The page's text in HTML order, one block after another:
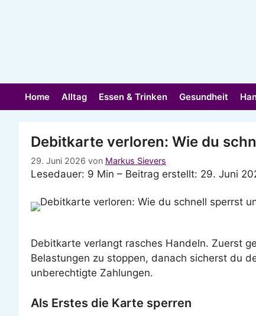
Home Alltag Essen & Trinken Gesundheit
Debitkarte verloren: Wie du
29. Juni 2026 von Markus Sievers
Lesedauer: 9 Min – Beitrag erstellt: 29. Juni
Debitkarte verlangt rasches Handeln. Zuerst
Belastungen zu stoppen, danach sicherst du
unberechtigte Zahlungen.
Als Erstes die Karte sperren